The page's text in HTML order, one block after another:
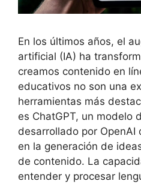
En los últimos años, el
artificial (IA) ha
creamos contenido en
educativos no son una
herramientas más
es ChatGPT, un modelo
desarrollado por
en la generación de
de contenido. La
entender y procesar